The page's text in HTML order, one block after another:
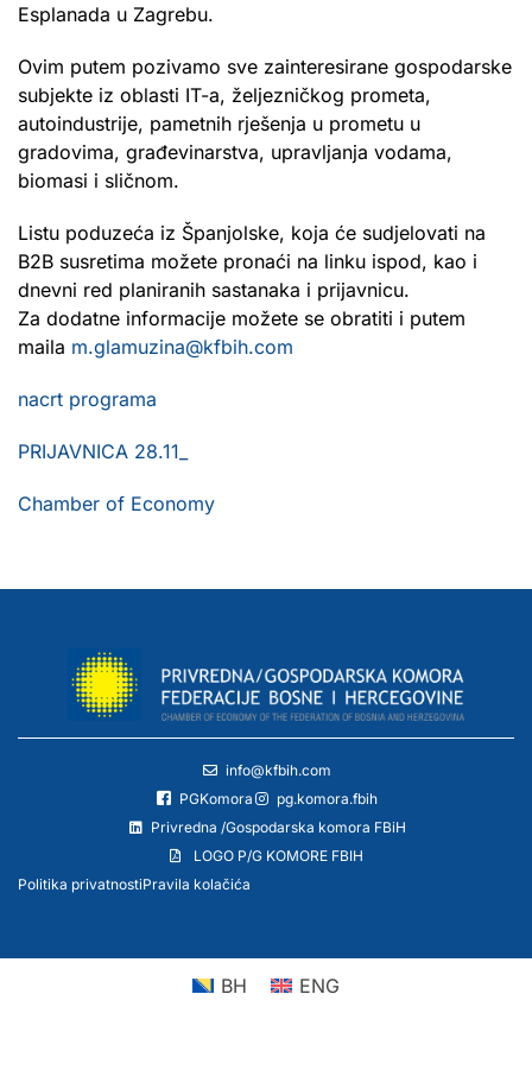
Esplanada u Zagrebu.
Ovim putem pozivamo sve zainteresirane gospodarske
subjekte iz oblasti IT-a, željezničkog prometa,
autoindustrije, pametnih rješenja u prometu u
gradovima, građevinarstva, upravljanja vodama,
biomasi i sličnom.
Listu poduzeća iz Španjolske, koja će sudjelovati na
B2B susretima možete pronaći na linku ispod, kao i
dnevni red planiranih sastanaka i prijavnicu.
Za dodatne informacije možete se obratiti i putem
maila m.glamuzina@kfbih.com
nacrt programa
PRIJAVNICA 28.11_
Chamber of Economy
info@kfbih.com
PGKomora
pg.komora.fbih
Privredna /Gospodarska komora FBiH
LOGO P/G KOMORE FBIH
Politika privatnostiPravila kolačića
BH ENG